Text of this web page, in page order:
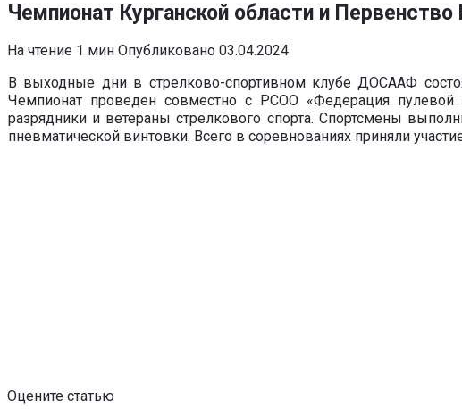
Чемпионат Курганской области и
На чтение 1 мин Опубликовано 03.04.2024
В выходные дни в стрелково-спортивном клубе ДОСААФ
Чемпионат проведен совместно с РСОО «Федерация пулевой
разрядники и ветераны стрелкового спорта. Спортсмены
пневматической винтовки. Всего в соревнованиях приняли
Оцените статью